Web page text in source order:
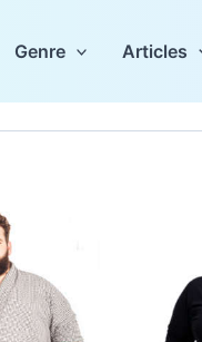
Genre Articles